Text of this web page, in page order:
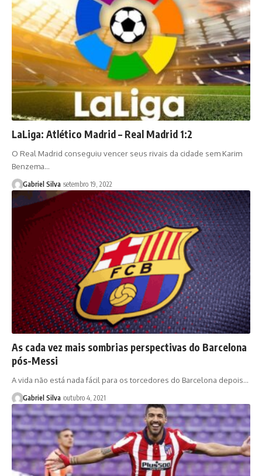
LaLiga: Atlético Madrid – Real Madrid 1:2
O Real Madrid conseguiu vencer seus rivais da cidade sem Karim
Benzema…
Gabriel Silva setembro 19, 2022
As cada vez mais sombrias perspectivas do Barcelona
pós-Messi
A vida não está nada fácil para os torcedores do Barcelona depois…
Gabriel Silva outubro 4, 2021